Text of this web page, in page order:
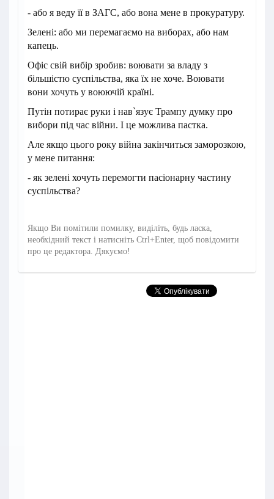
- або я веду її в ЗАГС, або вона мене в прокуратуру.
Зелені: або ми перемагаємо на виборах, або нам
капець.
Офіс свій вибір зробив: воювати за владу з
більшістю суспільства, яка їх не хоче. Воювати
вони хочуть у воюючій країні.
Путін потирає руки і нав`язує Трампу думку про
вибори під час війни. І це можлива пастка.
Але якщо цього року війна закінчиться заморозкою,
у мене питання:
- як зелені хочуть перемогти пасіонарну частину
суспільства?
Якщо Ви помітили помилку, виділіть, будь ласка,
необхідний текст і натисніть Ctrl+Enter, щоб повідомити
про це редактора. Дякуємо!